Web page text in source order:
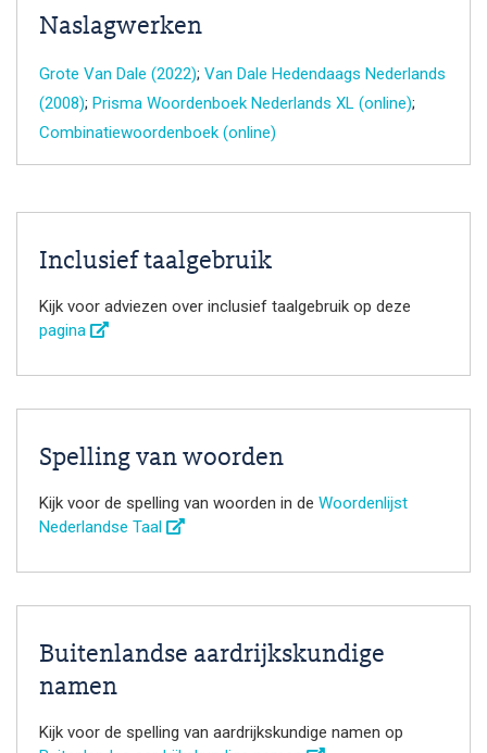
Naslagwerken
Grote Van Dale (2022); Van Dale Hedendaags Nederlands
(2008); Prisma Woordenboek Nederlands XL (online);
Combinatiewoordenboek (online)
Inclusief taalgebruik
Kijk voor adviezen over inclusief taalgebruik op deze
pagina
Spelling van woorden
Kijk voor de spelling van woorden in de Woordenlijst
Nederlandse Taal
Buitenlandse aardrijkskundige
namen
Kijk voor de spelling van aardrijkskundige namen op